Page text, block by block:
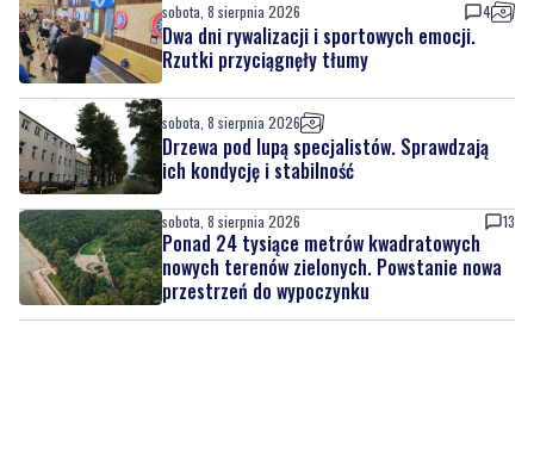
sobota, 8 sierpnia 2026 4
Dwa dni rywalizacji i sportowych emocji.
Rzutki przyciągnęły tłumy
sobota, 8 sierpnia 2026
Drzewa pod lupą specjalistów. Sprawdzają
ich kondycję i stabilność
sobota, 8 sierpnia 2026 13
Ponad 24 tysiące metrów kwadratowych
nowych terenów zielonych. Powstanie nowa
przestrzeń do wypoczynku